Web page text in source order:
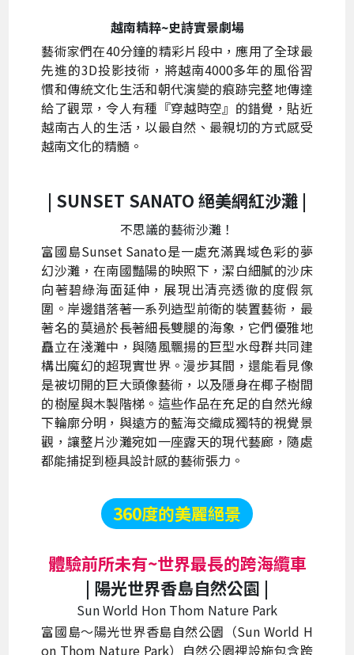
越南精粹~史詩實景劇場
藝術家們在40分鐘的精彩片段中，應用了全球最
先進的3D投影技術，將越南4000多年的風俗習
慣和傳統文化生活和朝代演變的痕跡完整地傳達
給了觀眾，令人有種『穿越時空』的錯覺，貼近
越南古人的生活，以最自然、最親切的方式感受
越南文化的精髓。
| SUNSET SANATO 絕美網紅沙灘 |
不思議的藝術沙灘！
富國島Sunset Sanato是一處充滿異域色彩的夢
幻沙灘，在南國豔陽的映照下，潔白細膩的沙床
向著碧綠海面延伸，展現出清亮透徹的度假氛
圍。岸邊錯落著一系列造型前衛的裝置藝術，最
著名的莫過於長著細長雙腿的海象，它們優雅地
矗立在淺灘中，與隨風飄揚的巨型水母群共同建
構出魔幻的超現實世界。漫步其間，還能看見像
是被切開的巨大頭像藝術，以及隱身在椰子樹間
的樹屋與木製階梯。這些作品在充足的自然光線
下輪廓分明，與遠方的藍海交織成獨特的視覺景
觀，讓整片沙灘宛如一座露天的現代藝廊，隨處
都能捕捉到極具設計感的藝術張力。
360度的美麗絕景
體驗前所未有~世界最長的跨海纜車
| 陽光世界香島自然公園 |
Sun World Hon Thom Nature Park
富國島～陽光世界香島自然公園（Sun World H
on Thom Nature Park）自然公園裡設施包含跨